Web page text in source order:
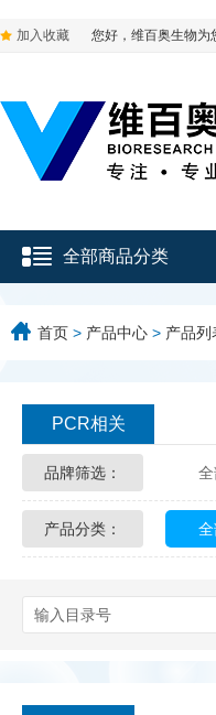
加入收藏 您好，维百奥生物为
全部商品分类
首页 > 产品中心 > 产品列
PCR相关
品牌筛选：
产品分类：